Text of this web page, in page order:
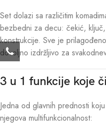
Set dolazi sa različitim
bezbedni za decu: čekić,
konstrukcije. Sve je
dovoljno izdržljivo za
3 u 1 funkcije koje
Jedna od glavnih prednosti
njegova multifunkcionalnost: